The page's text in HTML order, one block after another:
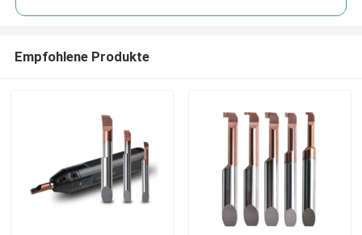
Empfohlene Produkte